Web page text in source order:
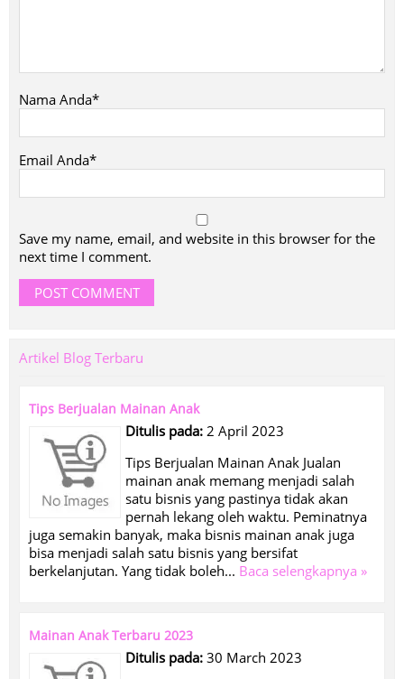
Nama Anda*
Email Anda*
Save my name, email, and website in this browser for the
next time I comment.
Artikel Blog Terbaru
Tips Berjualan Mainan Anak
Ditulis pada: 2 April 2023
Tips Berjualan Mainan Anak Jualan
mainan anak memang menjadi salah
satu bisnis yang pastinya tidak akan
pernah lekang oleh waktu. Peminatnya
juga semakin banyak, maka bisnis mainan anak juga
bisa menjadi salah satu bisnis yang bersifat
berkelanjutan. Yang tidak boleh... Baca selengkapnya »
Mainan Anak Terbaru 2023
Ditulis pada: 30 March 2023